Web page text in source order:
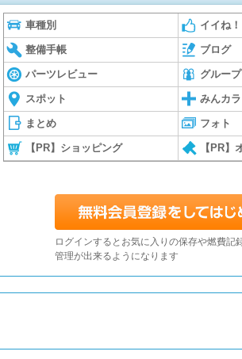
車種別 イイね！
整備手帳 ブログ
パーツレビュー グループ
スポット みんカラ
まとめ フォト
【PR】ショッピング 【PR】
ログインするとお気に入りの保存や燃費記
管理が出来るようになります